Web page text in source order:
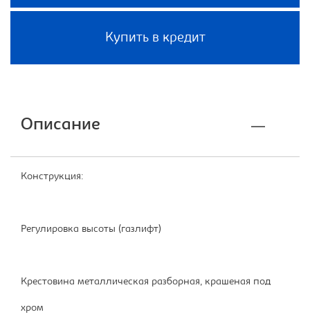
Купить в кредит
Описание
Конструкция:
Регулировка высоты (газлифт)
Крестовина металлическая разборная, крашеная под
хром